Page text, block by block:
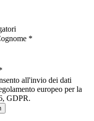
*
all'invio dei dati
europeo per la
GDPR.